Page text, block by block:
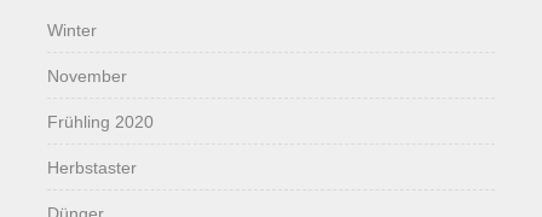
Winter
November
Frühling 2020
Herbstaster